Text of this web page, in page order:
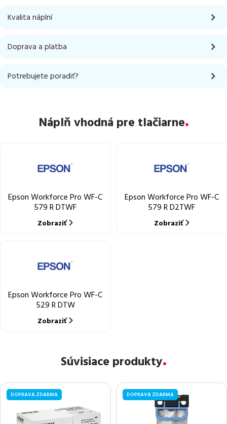
Kvalita náplní
Doprava a platba
Potrebujete poradiť?
Náplň vhodná pre tlačiarne
Epson Workforce Pro WF-C
579 R DTWF
Zobraziť
Epson Workforce Pro WF-C
579 R D2TWF
Zobraziť
Epson Workforce Pro WF-C
529 R DTW
Zobraziť
Súvisiace produkty
DOPRAVA ZDARMA DOPRAVA ZDARMA